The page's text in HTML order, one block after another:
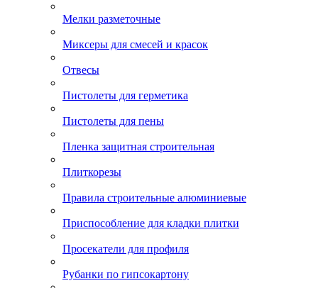
Мелки разметочные
Миксеры для смесей и красок
Отвесы
Пистолеты для герметика
Пистолеты для пены
Пленка защитная строительная
Плиткорезы
Правила строительные алюминиевые
Приспособление для кладки плитки
Просекатели для профиля
Рубанки по гипсокартону